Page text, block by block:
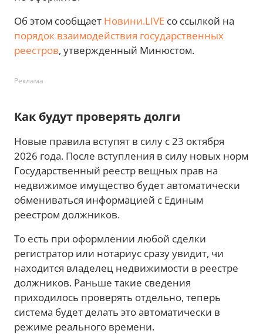
Об этом сообщает Новини.LIVE со ссылкой на
порядок взаимодействия государственных
реестров, утвержденный Минюстом.
Реклама
Как будут проверять долги
Новые правила вступят в силу с 23 октября
2026 года. После вступления в силу новых норм
Государственный реестр вещных прав на
недвижимое имущество будет автоматически
обмениваться информацией с Единым
реестром должников.
То есть при оформлении любой сделки
регистратор или нотариус сразу увидит, чи
находится владелец недвижимости в реестре
должников. Раньше такие сведения
приходилось проверять отдельно, теперь
система будет делать это автоматически в
режиме реального времени.